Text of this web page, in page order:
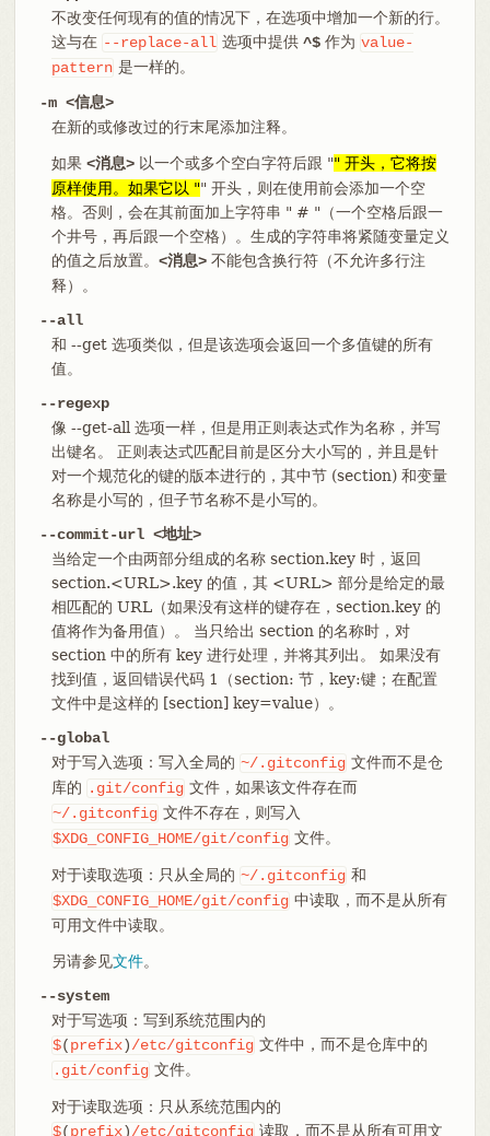
不改变任何现有的值的情况下，在选项中增加一个新的行。
这与在 --replace-all 选项中提供 ^$作为 value-
pattern 是一样的。
-m <信息>
在新的或修改过的行末尾添加注释。
如果 <消息>以一个或多个空白字符后跟 "" 开头，它将按
原样使用。如果它以 "" 开头，则在使用前会添加一个空
格。否则，会在其前面加上字符串 " # "（一个空格后跟一
个井号，再后跟一个空格）。生成的字符串将紧随变量定义
的值之后放置。 <消息>不能包含换行符（不允许多行注
释）。
--all
和 --get 选项类似，但是该选项会返回一个多值键的所有
值。
--regexp
像 --get-all 选项一样，但是用正则表达式作为名称，并写
出键名。 正则表达式匹配目前是区分大小写的，并且是针
对一个规范化的键的版本进行的，其中节 (section) 和变量
名称是小写的，但子节名称不是小写的。
--commit-url <地址>
当给定一个由两部分组成的名称 section.key 时，返回
section.<URL>.key 的值，其 <URL> 部分是给定的最
相匹配的 URL（如果没有这样的键存在，section.key 的
值将作为备用值）。 当只给出 section 的名称时，对
section 中的所有 key 进行处理，并将其列出。 如果没有
找到值，返回错误代码 1（section: 节，key:键；在配置
文件中是这样的 [section] key=value）。
--global
对于写入选项：写入全局的 ~/.gitconfig 文件而不是仓
库的 .git/config 文件，如果该文件存在而
~/.gitconfig 文件不存在，则写入
$XDG_CONFIG_HOME/git/config 文件。
对于读取选项：只从全局的 ~/.gitconfig 和
$XDG_CONFIG_HOME/git/config 中读取，而不是从所有
可用文件中读取。
另请参见文件。
--system
对于写选项：写到系统范围内的
$(prefix)/etc/gitconfig 文件中，而不是仓库中的
.git/config 文件。
对于读取选项：只从系统范围内的
$(prefix)/etc/gitconfig 读取，而不是从所有可用文